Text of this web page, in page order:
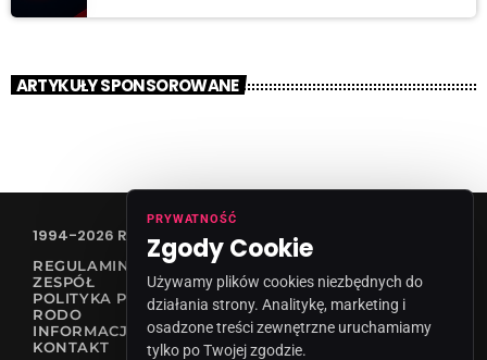
ARTYKUŁY SPONSOROWANE
1994-2026 RADIO VANESSA SPÓŁKA Z O.O
REGULAMIN KONKURSÓW
ZESPÓŁ
POLITYKA PRYWATNOŚCI
RODO
INFORMACJA O NADAWCY
KONTAKT
PRYWATNOŚĆ
Zgody Cookie
Używamy plików cookies niezbędnych do
działania strony. Analitykę, marketing i
osadzone treści zewnętrzne uruchamiamy
tylko po Twojej zgodzie.